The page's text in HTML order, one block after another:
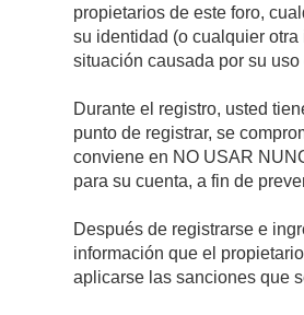
propietarios de este foro,
su identidad (o cualquier
situación causada por su uso
Durante el registro, usted
punto de registrar, se
conviene en NO USAR
para su cuenta, a fin de
Después de registrarse e
información que el
aplicarse las sanciones que